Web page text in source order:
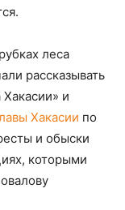
леса
рассказывать
и
Хакасии по
и обыски
которыми